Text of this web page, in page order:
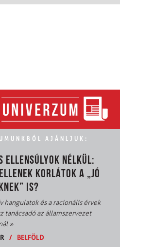
AJÁNLJUK:
ELLENSÚLYOK NÉLKÜL:
KORLÁTOK A „JÓ
IS?
hangulatok és a racionális érvek
tanácsadó az államszervezet
»
/ BELFÖLD